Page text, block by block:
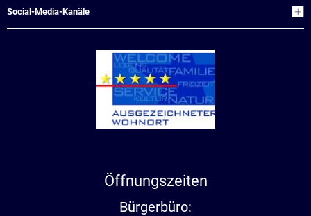
Social-Media-Kanäle
Öffnungszeiten
Bürgerbüro: